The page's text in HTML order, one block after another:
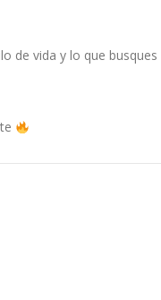
de vida y lo que